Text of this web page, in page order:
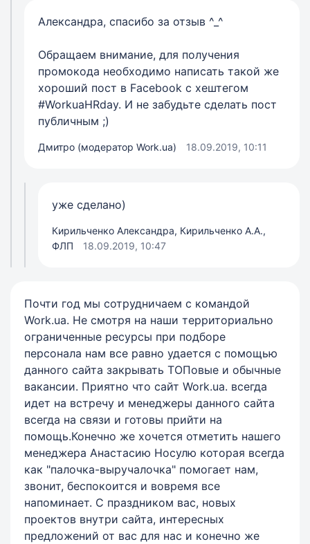
Александра, спасибо за отзыв ^_^
Обращаем внимание, для получения
промокода необходимо написать такой же
хороший пост в Facebook с хештегом
#WorkuaHRday. И не забудьте сделать пост
публичным ;)
Дмитро (модератор Work.ua) 18.09.2019, 10:11
уже сделано)
Кирильченко Александра, Кирильченко А.А.,
ФЛП
18.09.2019, 10:47
Почти год мы сотрудничаем с командой
Work.ua. Не смотря на наши территориально
ограниченные ресурсы при подборе
персонала нам все равно удается с помощью
данного сайта закрывать ТОПовые и обычные
вакансии. Приятно что сайт Work.ua. всегда
идет на встречу и менеджеры данного сайта
всегда на связи и готовы прийти на
помощь.Конечно же хочется отметить нашего
менеджера Анастасию Носулю которая всегда
как "палочка-выручалочка" помогает нам,
звонит, беспокоится и вовремя все
напоминает. С праздником вас, новых
проектов внутри сайта, интересных
предложений от вас для нас и конечно же